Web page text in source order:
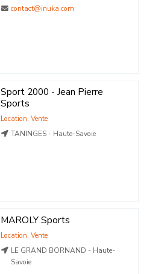
contact@inuka.com
Sport 2000 - Jean Pierre
Sports
Location, Vente
TANINGES - Haute-Savoie
MAROLY Sports
Location, Vente
LE GRAND BORNAND - Haute-
Savoie